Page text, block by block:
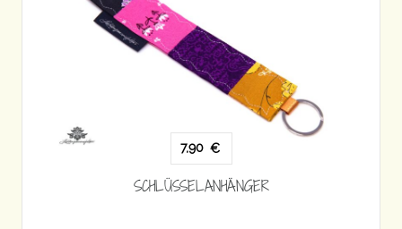
7,90 €
SCHLÜSSELANHÄNGER